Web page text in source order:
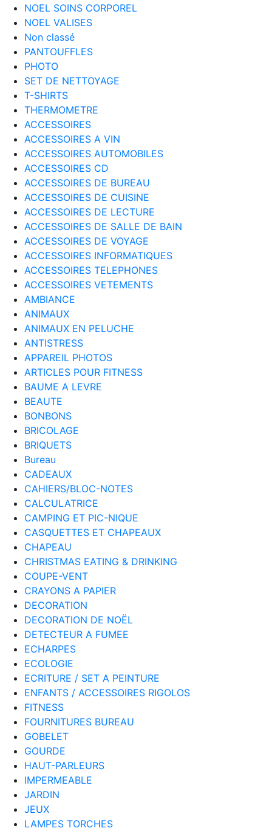
NOEL SOINS CORPOREL
NOEL VALISES
Non classé
PANTOUFFLES
PHOTO
SET DE NETTOYAGE
T-SHIRTS
THERMOMETRE
ACCESSOIRES
ACCESSOIRES A VIN
ACCESSOIRES AUTOMOBILES
ACCESSOIRES CD
ACCESSOIRES DE BUREAU
ACCESSOIRES DE CUISINE
ACCESSOIRES DE LECTURE
ACCESSOIRES DE SALLE DE BAIN
ACCESSOIRES DE VOYAGE
ACCESSOIRES INFORMATIQUES
ACCESSOIRES TELEPHONES
ACCESSOIRES VETEMENTS
AMBIANCE
ANIMAUX
ANIMAUX EN PELUCHE
ANTISTRESS
APPAREIL PHOTOS
ARTICLES POUR FITNESS
BAUME A LEVRE
BEAUTE
BONBONS
BRICOLAGE
BRIQUETS
Bureau
CADEAUX
CAHIERS/BLOC-NOTES
CALCULATRICE
CAMPING ET PIC-NIQUE
CASQUETTES ET CHAPEAUX
CHAPEAU
CHRISTMAS EATING & DRINKING
COUPE-VENT
CRAYONS A PAPIER
DECORATION
DECORATION DE NOËL
DETECTEUR A FUMEE
ECHARPES
ECOLOGIE
ECRITURE / SET A PEINTURE
ENFANTS / ACCESSOIRES RIGOLOS
FITNESS
FOURNITURES BUREAU
GOBELET
GOURDE
HAUT-PARLEURS
IMPERMEABLE
JARDIN
JEUX
LAMPES TORCHES